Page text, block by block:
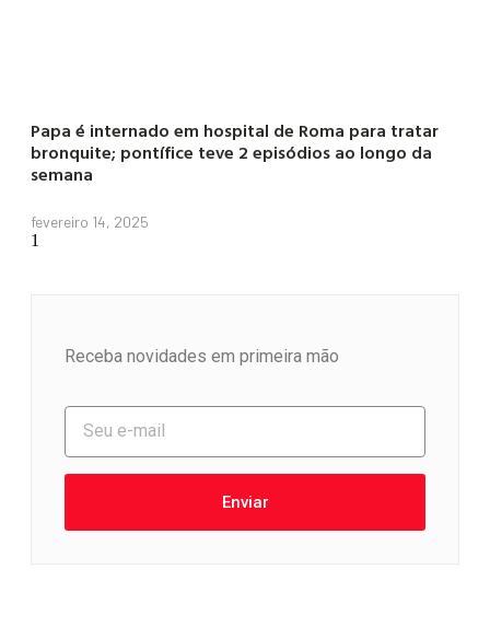
Papa é internado em hospital de Roma para tratar
bronquite; pontífice teve 2 episódios ao longo da
semana
fevereiro 14, 2025
Receba novidades em primeira mão
Enviar